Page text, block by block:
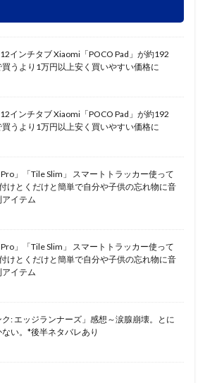
インチタブ Xiaomi「POCO Pad」が約192
うより1万円以上安く買いやすい価格に
インチタブ Xiaomi「POCO Pad」が約192
うより1万円以上安く買いやすい価格に
」「Tile Slim」 スマートトラッカー使って
けとくだけと簡単で自分や子供の忘れ物に音
イテム
」「Tile Slim」 スマートトラッカー使って
けとくだけと簡単で自分や子供の忘れ物に音
イテム
: エッジランナーズ」感想～涙腺崩壊。とに
い。*後半ネタバレあり